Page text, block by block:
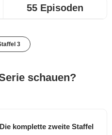
55 Episoden
3
schauen?
komplette zweite Staffel